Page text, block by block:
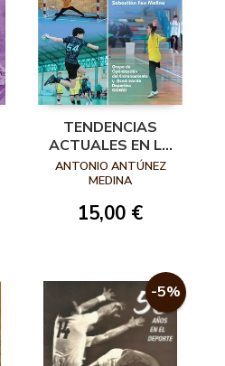
TENDENCIAS
ACTUALES EN LA
INVESTIGACIÓN
SOBRE EL
EL RENDIMIENTO
ANTONIO ANTÚNEZ
MEDINA
15,00 €
-5%